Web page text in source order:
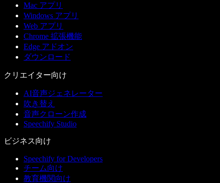
Mac アプリ
Windows アプリ
Web アプリ
Chrome 拡張機能
Edge アドオン
ダウンロード
クリエイター向け
AI音声ジェネレーター
吹き替え
音声クローン作成
Speechify Studio
ビジネス向け
Speechify for Developers
チーム向け
教育機関向け